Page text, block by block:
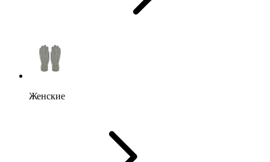
Женские